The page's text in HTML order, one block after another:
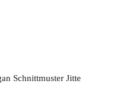
Schnittmuster Jitte